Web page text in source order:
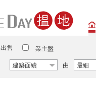
出售 業主盤
建築面績 由 最細